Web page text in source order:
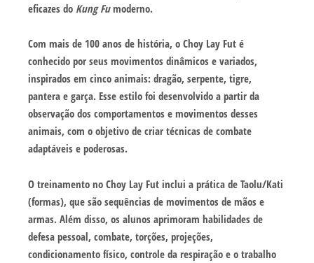
eficazes do Kung Fumoderno.
Com mais de 100 anos de história, o Choy Lay Fut é
conhecido por seus movimentos dinâmicos e variados,
inspirados em cinco animais: dragão, serpente, tigre,
pantera e garça. Esse estilo foi desenvolvido a partir da
observação dos comportamentos e movimentos desses
animais, com o objetivo de criar técnicas de combate
adaptáveis e poderosas.
O treinamento no Choy Lay Fut inclui a prática de Taolu/Kati
(formas), que são sequências de movimentos de mãos e
armas. Além disso, os alunos aprimoram habilidades de
defesa pessoal, combate, torções, projeções,
condicionamento físico, controle da respiração e o trabalho